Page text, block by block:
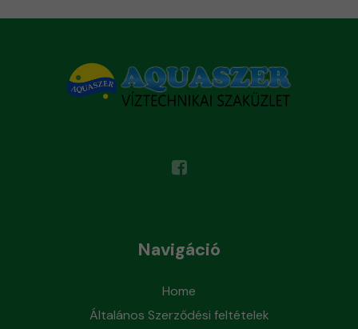
Navigáció
Home
Általános Szerződési feltételek